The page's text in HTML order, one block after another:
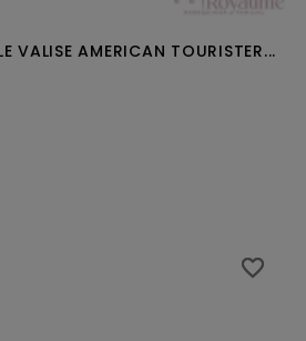
VALISE AMERICAN TOURISTER...
favorite_border
favorite_border